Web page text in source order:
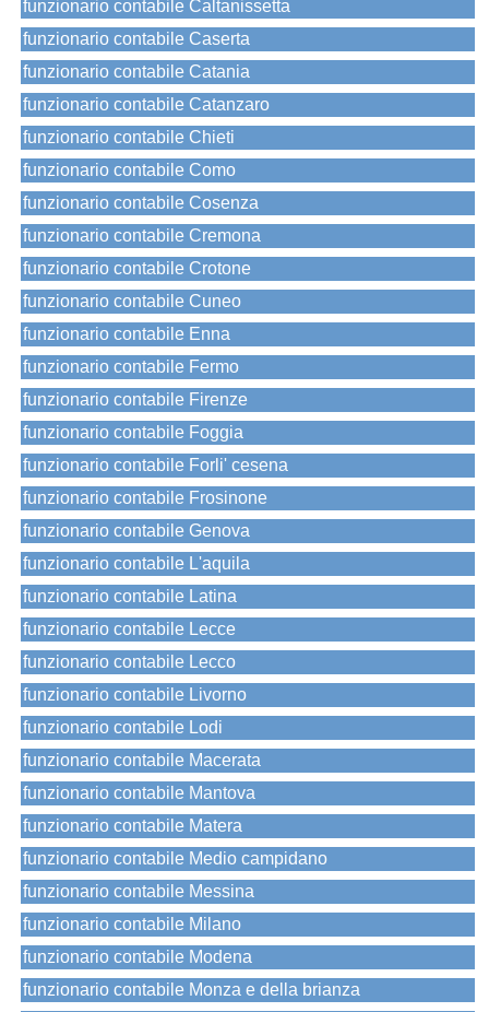
funzionario contabile Caltanissetta
funzionario contabile Caserta
funzionario contabile Catania
funzionario contabile Catanzaro
funzionario contabile Chieti
funzionario contabile Como
funzionario contabile Cosenza
funzionario contabile Cremona
funzionario contabile Crotone
funzionario contabile Cuneo
funzionario contabile Enna
funzionario contabile Fermo
funzionario contabile Firenze
funzionario contabile Foggia
funzionario contabile Forli' cesena
funzionario contabile Frosinone
funzionario contabile Genova
funzionario contabile L'aquila
funzionario contabile Latina
funzionario contabile Lecce
funzionario contabile Lecco
funzionario contabile Livorno
funzionario contabile Lodi
funzionario contabile Macerata
funzionario contabile Mantova
funzionario contabile Matera
funzionario contabile Medio campidano
funzionario contabile Messina
funzionario contabile Milano
funzionario contabile Modena
funzionario contabile Monza e della brianza